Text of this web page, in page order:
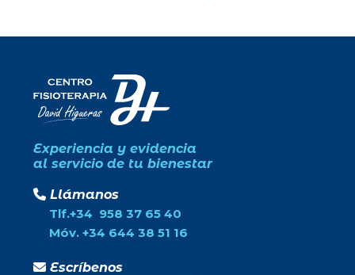
Experiencia y evidencia
al servicio de tu bienestar
Llámanos
Tlf.+34 958 37 65 40
Móv. +34 644 38 51 16
Escríbenos